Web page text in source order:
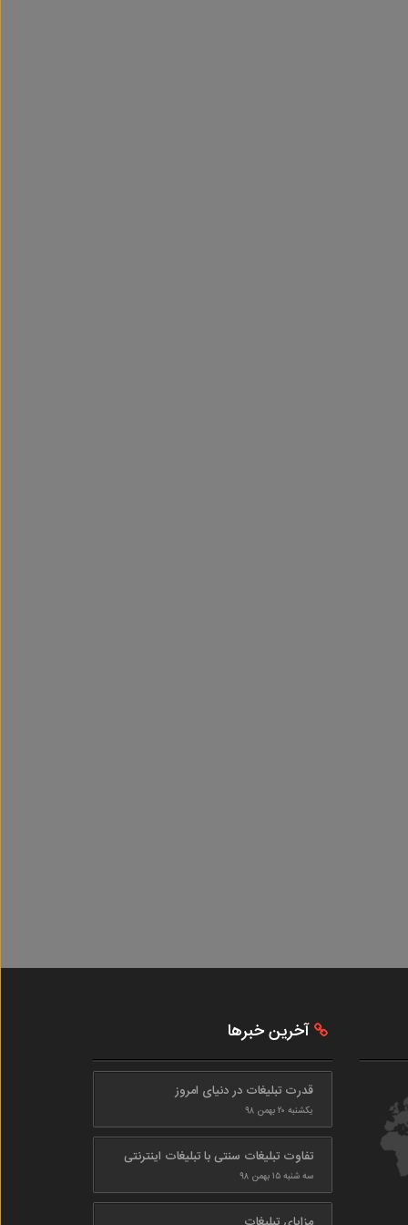
آخرین خبرها
قدرت تبلیغات در دنیای امروز
یکشنبه ۲۰ بهمن ۹۸
تفاوت تبلیغات سنتی با تبلیغات اینترنتی
سه شنبه ۱۵ بهمن ۹۸